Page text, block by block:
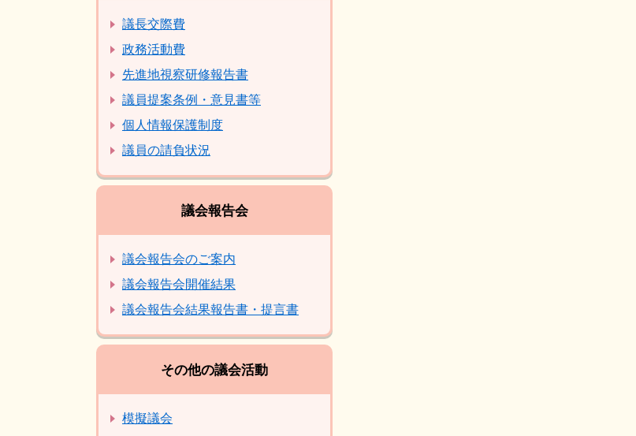
議長交際費
政務活動費
先進地視察研修報告書
議員提案条例・意見書等
個人情報保護制度
議員の請負状況
議会報告会
議会報告会のご案内
議会報告会開催結果
議会報告会結果報告書・提言書
その他の議会活動
模擬議会